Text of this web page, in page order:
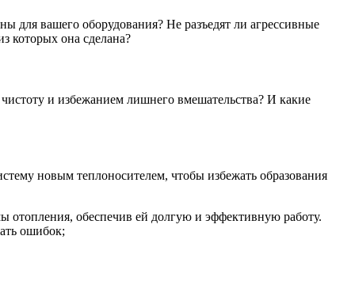
для вашего оборудования? Не разъедят ли агрессивные
которых она сделана?
и избежанием лишнего вмешательства? И какие
новым теплоносителем, чтобы избежать образования
обеспечив ей долгую и эффективную работу.
ошибок;